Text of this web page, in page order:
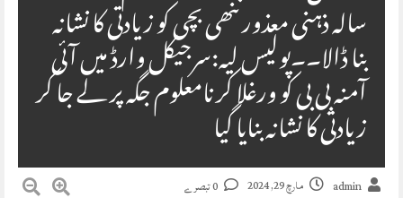
سالہ ذہنی معذور ننھی بچی کو زیادتی کا نشانہ
بنا ڈالا۔۔پولیس لیہ:سرجیکل وارڈ میں آئی
آمنہ بی بی کو ورغلا کر نامعلوم جگہ پر لے جا کر
زیادتی کا نشانہ بنایا گیا
admin مارچ 29, 2024